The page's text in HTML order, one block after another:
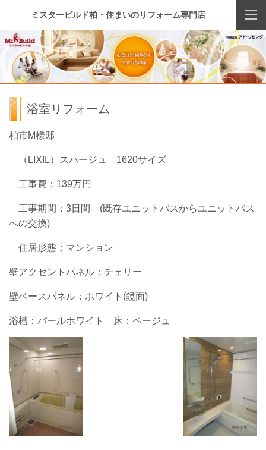
ミスタービルド柏・住まいのリフォーム専門店
浴室リフォーム
柏市M様邸
（LIXIL）スパージュ 1620サイズ
工事費：139万円
工事期間：3日間 (既存ユニットバスからユニットバス
への交換)
住居形態：マンション
壁アクセントパネル：チェリー
壁ベースパネル：ホワイト(鏡面)
浴槽：パールホワイト 床：ベージュ